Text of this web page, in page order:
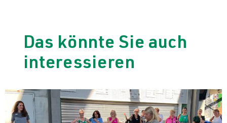
Das könnte Sie auch
interessieren